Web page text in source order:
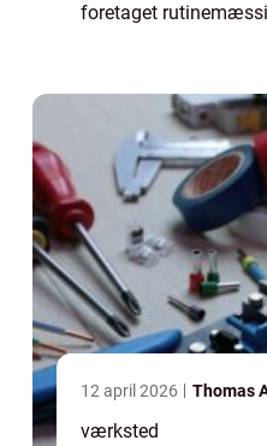
foretaget
12 april 2026 Thomas
værksted